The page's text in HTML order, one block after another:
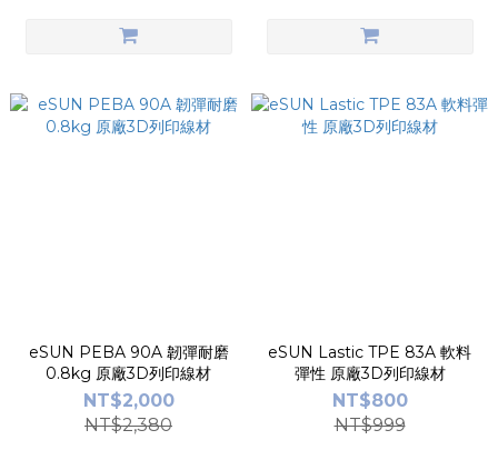
eSUN PEBA 90A 韌彈耐磨
0.8kg 原廠3D列印線材
NT$2,000
NT$2,380
eSUN Lastic TPE 83A 軟料
彈性 原廠3D列印線材
NT$800
NT$999